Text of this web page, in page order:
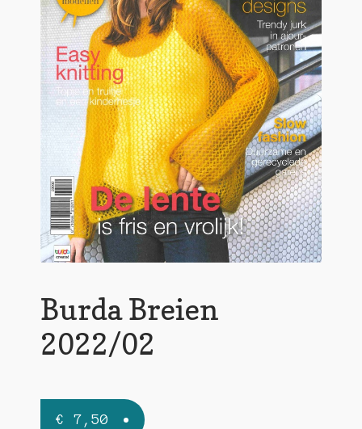
Burda Breien
2022/02
€ 7,50